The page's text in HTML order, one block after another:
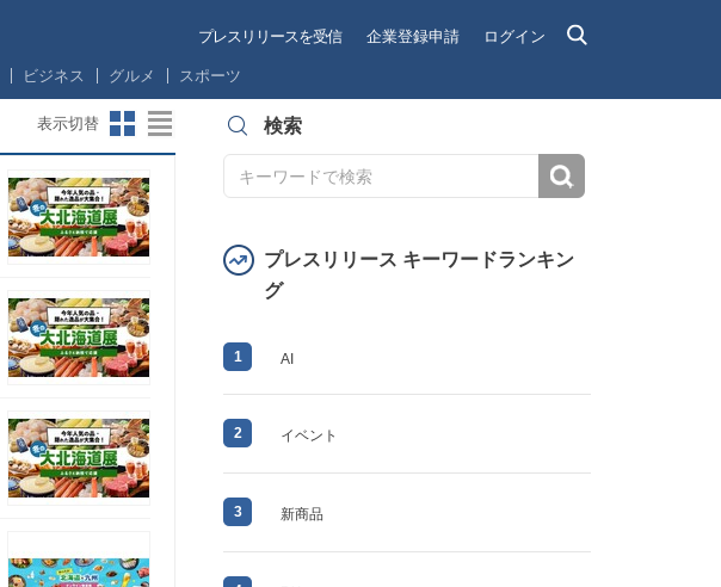
プレスリリースを受信 企業登録申請 ログイン
ビジネス グルメ スポーツ
表示切替 検索
プレスリリース キーワードランキン
グ
1 AI
2 イベント
3 新商品